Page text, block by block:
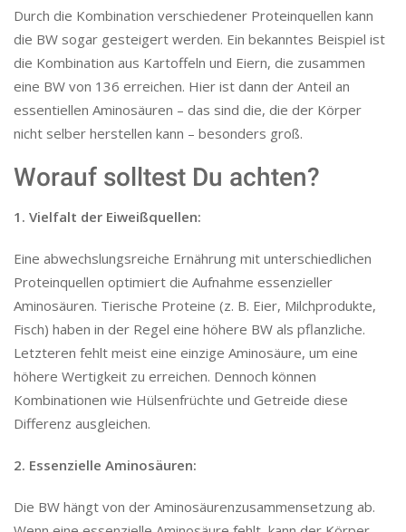
Durch die Kombination verschiedener Proteinquellen kann
die BW sogar gesteigert werden. Ein bekanntes Beispiel ist
die Kombination aus Kartoffeln und Eiern, die zusammen
eine BW von 136 erreichen. Hier ist dann der Anteil an
essentiellen Aminosäuren – das sind die, die der Körper
nicht selber herstellen kann – besonders groß.
Worauf solltest Du achten?
1. Vielfalt der Eiweißquellen:
Eine abwechslungsreiche Ernährung mit unterschiedlichen
Proteinquellen optimiert die Aufnahme essenzieller
Aminosäuren. Tierische Proteine (z. B. Eier, Milchprodukte,
Fisch) haben in der Regel eine höhere BW als pflanzliche.
Letzteren fehlt meist eine einzige Aminosäure, um eine
höhere Wertigkeit zu erreichen. Dennoch können
Kombinationen wie Hülsenfrüchte und Getreide diese
Differenz ausgleichen.
2. Essenzielle Aminosäuren:
Die BW hängt von der Aminosäurenzusammensetzung ab.